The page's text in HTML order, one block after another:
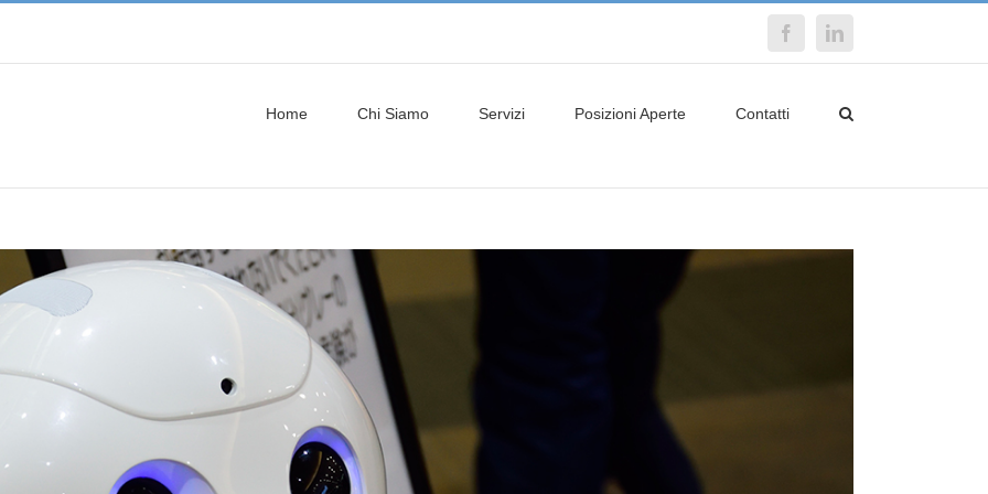
FacebookLinkedIn
Home Chi Siamo Servizi Posizioni Aperte Contatti